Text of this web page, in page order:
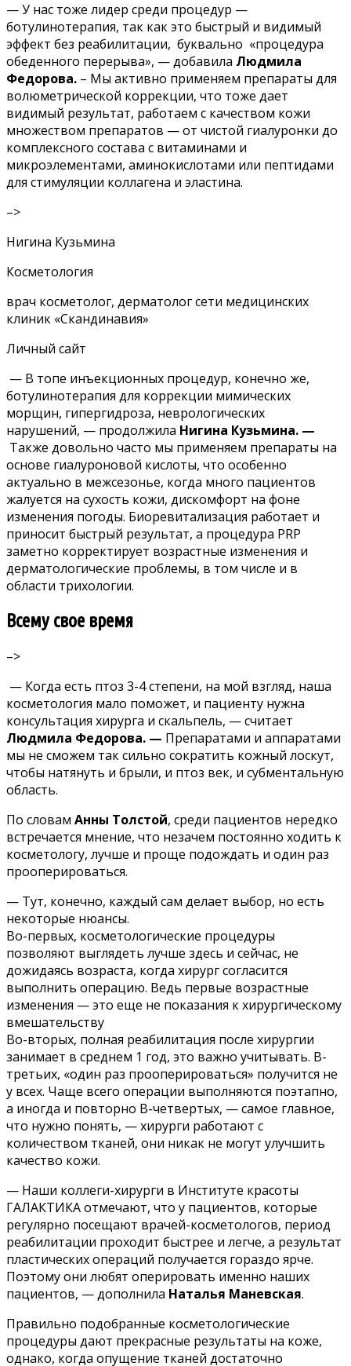
— У нас тоже лидер среди процедур —
ботулинотерапия, так как это быстрый и видимый
эффект без реабилитации, буквально «процедура
обеденного перерыва», — добавила Людмила
Федорова. – Мы активно применяем препараты для
волюметрической коррекции, что тоже дает
видимый результат, работаем с качеством кожи
множеством препаратов — от чистой гиалуронки до
комплексного состава с витаминами и
микроэлементами, аминокислотами или пептидами
для стимуляции коллагена и эластина.
–>
Нигина Кузьмина
Косметология
врач косметолог, дерматолог сети медицинских
клиник «Скандинавия»
Личный сайт
— В топе инъекционных процедур, конечно же,
ботулинотерапия для коррекции мимических
морщин, гипергидроза, неврологических
нарушений, — продолжила Нигина Кузьмина. —
Также довольно часто мы применяем препараты на
основе гиалуроновой кислоты, что особенно
актуально в межсезонье, когда много пациентов
жалуется на сухость кожи, дискомфорт на фоне
изменения погоды. Биоревитализация работает и
приносит быстрый результат, а процедура PRP
заметно корректирует возрастные изменения и
дерматологические проблемы, в том числе и в
области трихологии.
Всему свое время
–>
— Когда есть птоз 3-4 степени, на мой взгляд, наша
косметология мало поможет, и пациенту нужна
консультация хирурга и скальпель, — считает
Людмила Федорова. — Препаратами и аппаратами
мы не сможем так сильно сократить кожный лоскут,
чтобы натянуть и брыли, и птоз век, и субментальную
область.
По словам Анны Толстой, среди пациентов нередко
встречается мнение, что незачем постоянно ходить к
косметологу, лучше и проще подождать и один раз
прооперироваться.
— Тут, конечно, каждый сам делает выбор, но есть
некоторые нюансы.
Во-первых, косметологические процедуры
позволяют выглядеть лучше здесь и сейчас, не
дожидаясь возраста, когда хирург согласится
выполнить операцию. Ведь первые возрастные
изменения — это еще не показания к хирургическому
вмешательству
Во-вторых, полная реабилитация после хирургии
занимает в среднем 1 год, это важно учитывать. В-
третьих, «один раз прооперироваться» получится не
у всех. Чаще всего операции выполняются поэтапно,
а иногда и повторно В-четвертых, — самое главное,
что нужно понять, — хирурги работают с
количеством тканей, они никак не могут улучшить
качество кожи.
— Наши коллеги-хирурги в Институте красоты
ГАЛАКТИКА отмечают, что у пациентов, которые
регулярно посещают врачей-косметологов, период
реабилитации проходит быстрее и легче, а результат
пластических операций получается гораздо ярче.
Поэтому они любят оперировать именно наших
пациентов, — дополнила Наталья Маневская.
Правильно подобранные косметологические
процедуры дают прекрасные результаты на коже,
однако, когда опущение тканей достаточно